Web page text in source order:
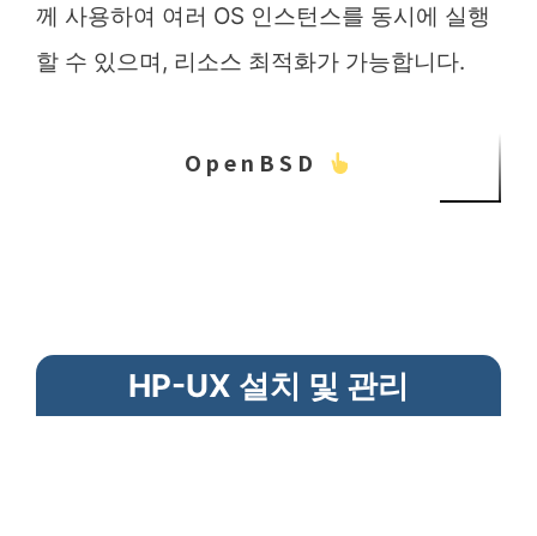
께 사용하여 여러 OS 인스턴스를 동시에 실행
할 수 있으며, 리소스 최적화가 가능합니다.
OpenBSD
HP-UX 설치 및 관리